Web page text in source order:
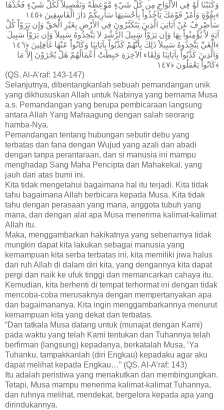
وَكَتَبْنَا لَهُ فِي الأَلْوَاحِ مِن كُلِّ شَيْءٍ مَّوْعِظَةً وَتَفْصِيلاً لِّكُلِّ شَيْءٍ فَخُذْهَا
بِقُوَّةٍ وَأْمُرْ قَوْمَكَ يَأْخُذُواْ بِأَحْسَنِهَا سَأُرِيكُمْ دَارَ الْفَاسِقِينَ ﴿١٤٥﴾
سَأَصْرِفُ عَنْ آيَاتِيَ الَّذِينَ يَتَكَبَّرُونَ فِي الأَرْضِ بِغَيْرِ الْحَقِّ وَإِن يَرَوْاْ كُلَّ
آيَةٍ لاَّ يُؤْمِنُواْ بِهَا وَإِن يَرَوْاْ سَبِيلَ الرُّشْدِ لاَ يَتَّخِذُوهُ سَبِيلاً وَإِن يَرَوْاْ سَبِيلَ
الْغَيِّ يَتَّخِذُوهُ سَبِيلاً ذَلِكَ بِأَنَّهُمْ كَذَّبُواْ بِآيَاتِنَا وَكَانُواْ عَنْهَا غَافِلِينَ ﴿١٤٦﴾
وَالَّذِينَ كَذَّبُواْ بِآيَاتِنَا وَلِقَاء الآخِرَةِ حَبِطَتْ أَعْمَالُهُمْ هَلْ يُجْزَوْنَ إِلاَّ مَا
كَانُواْ يَعْمَلُونَ ﴿١٤٧﴾
(QS. Al-A’raf: 143-147)
Selanjutnya, dibentangkanlah sebuah pemandangan unik
yang dikhususkan Allah untuk Nabinya yang bernama Musa
a.s. Pemandangan yang berupa pembicaraan langsung
antara Allah Yang Mahaagung dengan salah seorang
hamba-Nya.
Pemandangan tentang hubungan sebutir debu yang
terbatas dan fana dengan Wujud yang azali dan abadi
dengan tanpa perantaraan, dan si manusia ini mampu
menghadap Sang Maha Pencipta dan Mahakekal, yang
jauh dari atas bumi ini.
Kita tidak mengetahui bagaimana hal itu terjadi. Kita tidak
tahu bagaimana Allah berbicara kepada Musa. Kita tidak
tahu dengan perasaan yang mana, anggota tubuh yang
mana, dan dengan alat apa Musa menerima kalimat-kalimat
Allah itu.
Maka, menggambarkan hakikatnya yang sebenarnya tidak
mungkin dapat kita lakukan sebagai manusia yang
kemampuan kita serba terbatas ini, kita memiliki jiwa halus
dari ruh Allah di dalam diri kita, yang dengannya kita dapat
pergi dan naik ke ufuk tinggi dan memancarkan cahaya itu.
Kemudian, kita berhenti di tempat terhormat ini dengan tidak
mencoba-coba merusaknya dengan mempertanyakan apa
dan bagaimananya. Kita ingin menggambarkannya menurut
kemampuan kita yang dekat dan terbatas.
“Dan tatkala Musa datang untuk (munajat dengan Kami)
pada waktu yang telah Kami tentukan dan Tuhannya telah
berfirman (langsung) kepadanya, berkatalah Musa, ‘Ya
Tuhanku, tampakkanlah (diri Engkau) kepadaku agar aku
dapat melihat kepada Engkau…” (QS. Al-A’raf: 143)
Itu adalah peristiwa yang menakutkan dan membingungkan.
Tetapi, Musa mampu menerima kalimat-kalimat Tuhannya,
dan ruhnya melihat, mendekat, bergelora kepada apa yang
dirindukannya.